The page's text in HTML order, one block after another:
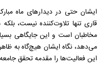
ایشان حتی در دیدار‌های ماه
قاری تنها تلاوت‌کننده نیست،
مخاطبان است و این جایگاهی
می‌دهد، نگاه ایشان هیچ‌گاه به
این فعالیت‌ها را مقدمه تحقق